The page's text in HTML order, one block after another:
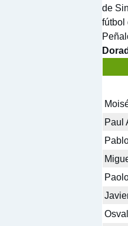
de
fútbol
Paul